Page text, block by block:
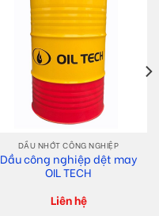
DẦU NHỚT CÔNG NGHIỆP
Dầu công nghiệp dệt may
OIL TECH
Liên hệ